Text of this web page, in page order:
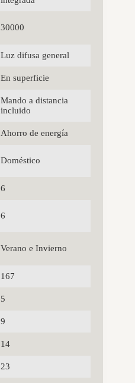
30000
Luz difusa general
En superficie
Mando a distancia
incluido
Ahorro de energía
Doméstico
6
6
Verano e Invierno
167
5
9
14
23